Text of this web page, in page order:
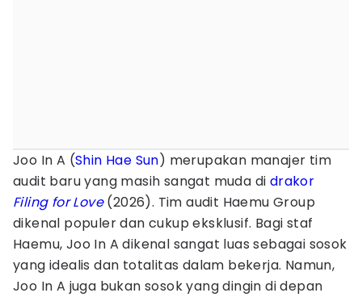
Joo In A (Shin Hae Sun) merupakan manajer tim
audit baru yang masih sangat muda di drakor
Filing for Love(2026). Tim audit Haemu Group
dikenal populer dan cukup eksklusif. Bagi staf
Haemu, Joo In A dikenal sangat luas sebagai sosok
yang idealis dan totalitas dalam bekerja. Namun,
Joo In A juga bukan sosok yang dingin di depan